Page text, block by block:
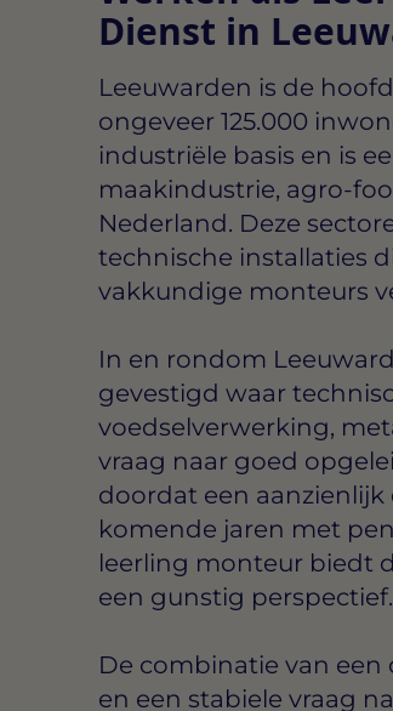
Dienst in
Leeuwarden is de
ongeveer 125.000
industriële basis en is
maakindustrie, agro-
Nederland. Deze
technische installaties
vakkundige monteurs
In en rondom
gevestigd waar
voedselverwerking,
vraag naar goed
doordat een
komende jaren met
leerling monteur biedt
een gunstig perspectief.
De combinatie van een
en een stabiele vraag